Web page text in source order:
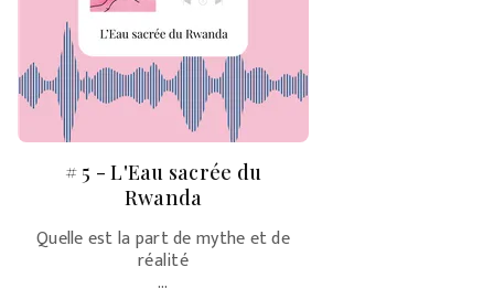
# 5 - L'Eau sacrée du
Rwanda
Quelle est la part de mythe et de
réalité
…